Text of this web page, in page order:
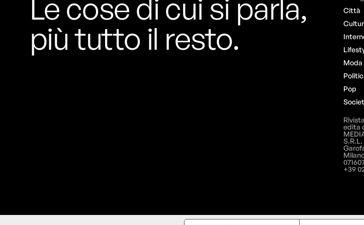
Le cose di cui si parla,
più tutto il resto.
Città
Moda
Pop
edita
S.R.L.
+39